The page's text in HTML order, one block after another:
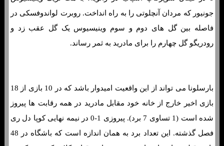
جونیور که مردان آنچلوتی را به راه انداخت. روبرت لواندوفسکی در
فاصله بین گل های دوم و سوم وینیسیوس یک گل عقب زد و
رودریگو گل چهارم را برای مادرید به ثمر رساند.
بارسلونا می تواند از این واقعیت امیدوار باشد که در 10 بازی از 18
بازی اخیر خارج از خانه خود مقابل مادرید در همه رقابت ها پیروز
شده است (1 تساوی 7 برد). پیروزی 1-0 در نیمه نهایی کوپا دل ری
فصل گذشته. این تعداد برد به همان اندازه است که باشگاه در 48